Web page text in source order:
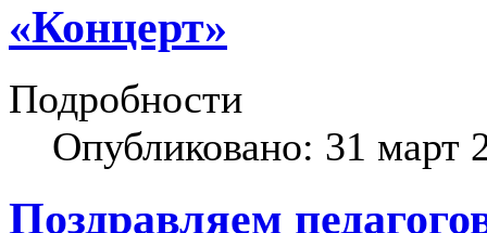
«Концерт»
Подробности
Опубликовано: 31 март
Поздравляем